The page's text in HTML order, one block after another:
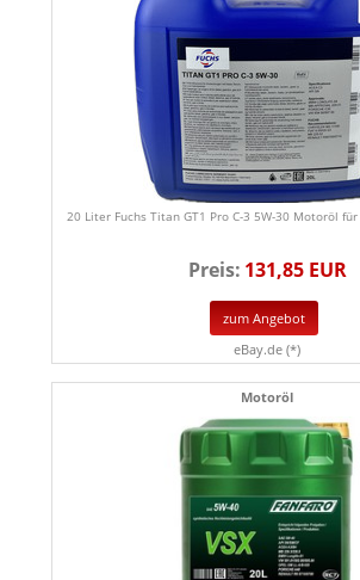
20 Liter Fuchs Titan GT1 Pro C-3 5W-30 Motoröl für
Preis: 131,85 EUR
zum Angebot
eBay.de (*)
Motoröl